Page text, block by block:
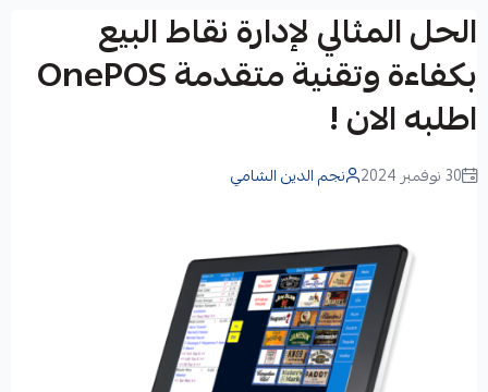
الحل المثالي لإدارة نقاط البيع
بكفاءة وتقنية متقدمة OnePOS
اطلبه الان !
30 نوفمبر 2024 نجم الدين الشامي